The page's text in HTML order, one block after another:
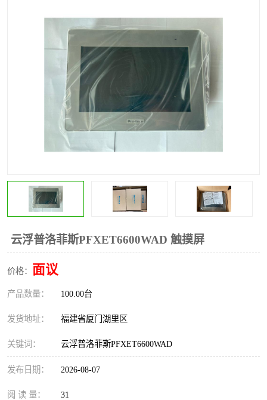
云浮普洛菲斯PFXET6600WAD 触摸屏
价格： 面议
产品数量： 100.00台
发货地址： 福建省厦门湖里区
关键词： 云浮普洛菲斯PFXET6600WAD
发布日期： 2026-08-07
阅 读 量： 31
安士能开关
普洛菲斯触摸屏
魏德米勒继电器 施迈赛限位开关